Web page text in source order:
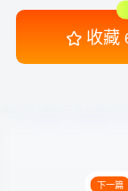
收藏
下一篇